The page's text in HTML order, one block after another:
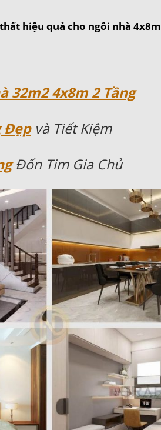
hiệu quả cho ngôi nhà 4x8m
32m2 4x8m 2 Tầng
Đẹpvà Tiết Kiệm
Đốn Tim Gia Chủ